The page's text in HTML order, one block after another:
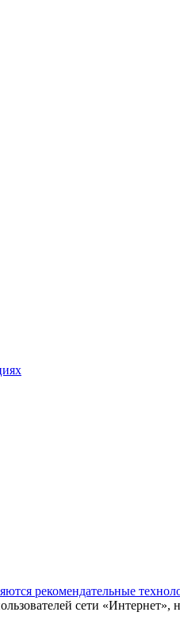
рекомендательные
сети